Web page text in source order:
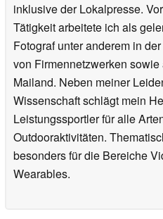
inklusive der Lokalpresse.
Tätigkeit arbeitete ich als
Fotograf unter anderem in
von Firmennetzwerken
Mailand. Neben meiner
Wissenschaft schlägt mein
Leistungssportler für alle
Outdooraktivitäten.
besonders für die Bereiche
Wearables.